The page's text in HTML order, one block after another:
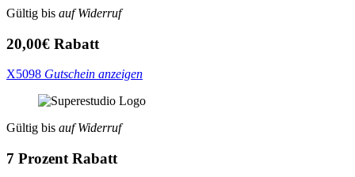
Gültig bis auf Widerruf
20,00€ Rabatt
X5098 Gutschein anzeigen
Gültig bis auf Widerruf
7 Prozent Rabatt